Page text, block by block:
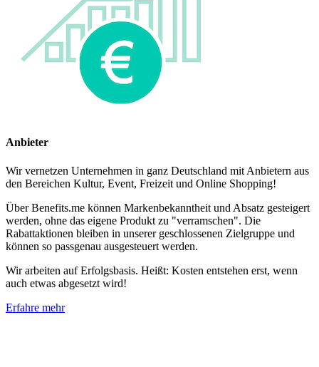
Anbieter
Wir vernetzen Unternehmen in ganz Deutschland mit Anbietern aus
den Bereichen Kultur, Event, Freizeit und Online Shopping!
Über Benefits.me können Markenbekanntheit und Absatz gesteigert
werden, ohne das eigene Produkt zu "verramschen". Die
Rabattaktionen bleiben in unserer geschlossenen Zielgruppe und
können so passgenau ausgesteuert werden.
Wir arbeiten auf Erfolgsbasis. Heißt: Kosten entstehen erst, wenn
auch etwas abgesetzt wird!
Erfahre mehr